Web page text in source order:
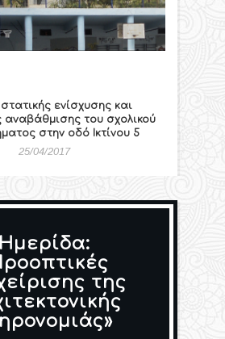
ενίσχυσης και
αναβάθμισης του σχολικού
στην οδό Ικτίνου 5
25/04/2017
Ημερίδα:
της